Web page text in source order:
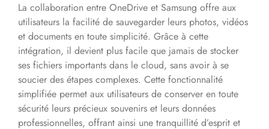
La collaboration entre OneDrive et Samsung offre aux
utilisateurs la facilité de sauvegarder leurs photos, vidéos
et documents en toute simplicité. Grâce à cette
intégration, il devient plus facile que jamais de stocker
ses fichiers importants dans le cloud, sans avoir à se
soucier des étapes complexes. Cette fonctionnalité
simplifiée permet aux utilisateurs de conserver en toute
sécurité leurs précieux souvenirs et leurs données
professionnelles, offrant ainsi une tranquillité d’esprit et